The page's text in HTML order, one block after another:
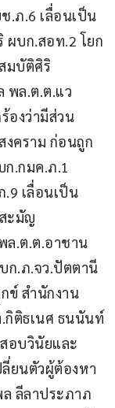
.ภ.6 เลื่อนเป็น
ผบก.สอท.2 โยก
มบัติศิริ
พล.ต.ต.แว
องว่ามีส่วน
งคราม ก่อนถูก
ก.กมค.ภ.1
เลื่อนเป็น
ะมัญ
ล.ต.ต.อาชาน
ก.ภ.จว.ปัตตานี
ข์ สำนักงาน
กิติธเนศ ธนนันท์
อบวินัยและ
ยนตัวผู้ต้องหา
ลีลาประภาภ